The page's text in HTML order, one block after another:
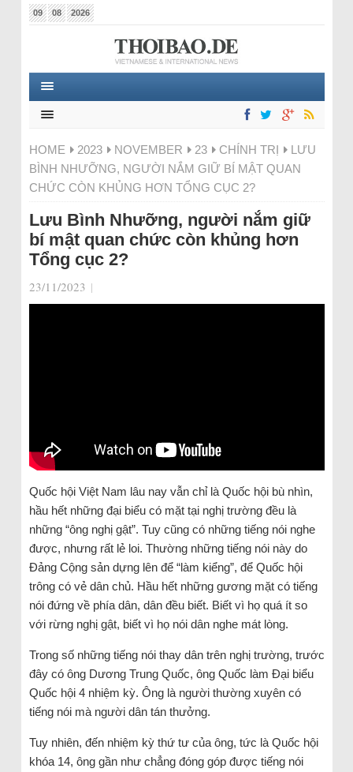
09 08 2026
HOME 2023 NOVEMBER 23 CHÍNH TRỊ
LƯU
BÌNH NHƯỠNG, NGƯỜI NẮM GIỮ BÍ MẬT QUAN
CHỨC CÒN KHỦNG HƠN TỔNG CỤC 2?
Lưu Bình Nhưỡng, người nắm giữ
bí mật quan chức còn khủng hơn
Tổng cục 2?
23/11/2023 |
Quốc hội Việt Nam lâu nay vẫn chỉ là Quốc hội bù nhìn,
hầu hết những đại biểu có mặt tại nghị trường đều là
những “ông nghị gật”. Tuy cũng có những tiếng nói nghe
được, nhưng rất lẻ loi. Thường những tiếng nói này do
Đảng Cộng sản dựng lên để “làm kiểng”, để Quốc hội
trông có vẻ dân chủ. Hầu hết những gương mặt có tiếng
nói đứng về phía dân, dân đều biết. Biết vì họ quá ít so
với rừng nghị gật, biết vì họ nói dân nghe mát lòng.
Trong số những tiếng nói thay dân trên nghị trường, trước
đây có ông Dương Trung Quốc, ông Quốc làm Đại biểu
Quốc hội 4 nhiệm kỳ. Ông là người thường xuyên có
tiếng nói mà người dân tán thưởng.
Tuy nhiên, đến nhiệm kỳ thứ tư của ông, tức là Quốc hội
khóa 14, ông gần như chẳng đóng góp được tiếng nói